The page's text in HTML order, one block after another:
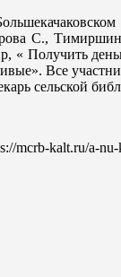
С.,
« Получить
Все
сельской
mcrb-kalt.ru/a-